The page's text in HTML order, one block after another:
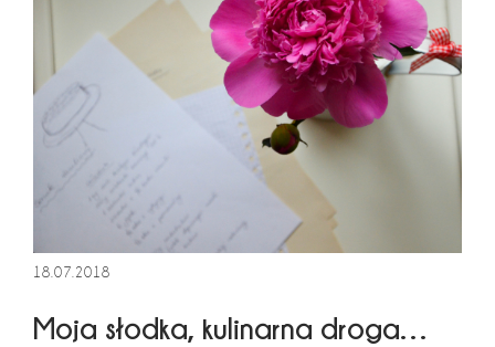
18.07.2018
Moja słodka, kulinarna droga…